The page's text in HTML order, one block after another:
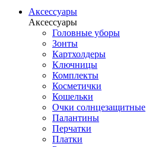
Аксессуары
Аксессуары
Головные уборы
Зонты
Картхолдеры
Ключницы
Комплекты
Косметички
Кошельки
Очки солнцезащитные
Палантины
Перчатки
Платки